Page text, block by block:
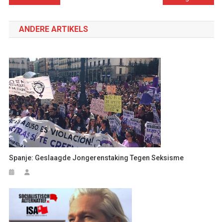
navigatie
ANDERE ARTIKELS
Spanje: Geslaagde Jongerenstaking Tegen Seksisme